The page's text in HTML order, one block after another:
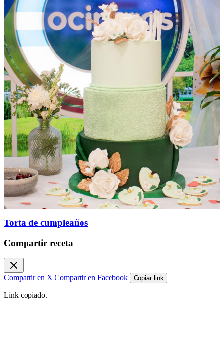
Torta de cumpleaños
Compartir receta
Compartir en X Compartir en Facebook Copiar link
Link copiado.